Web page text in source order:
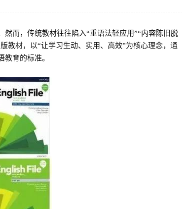
而，传统教材往往陷入“重语法轻应用”“内容陈旧脱
教材，以“让学习生动、实用、高效”为核心理念，通
育的标准。